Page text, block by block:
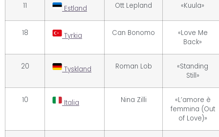
11 Estland Ott Lepland «Kuula»
18 Tyrkia Can Bonomo
«Love Me
Back»
20 Tyskland Roman Lob
«Standing
Still»
10 Italia Nina Zilli
«L’amore è
femmina (Out
of Love)»